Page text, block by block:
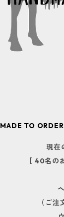
MADE TO ORDER
現在
【 40名の
（ご